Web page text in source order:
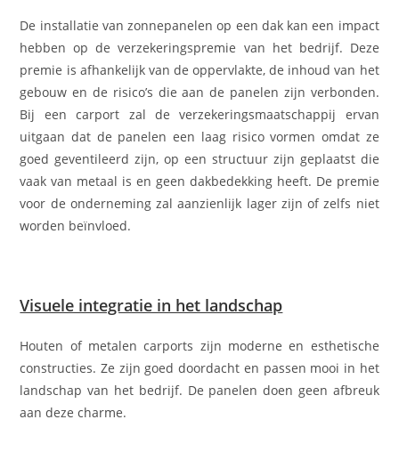
De installatie van zonnepanelen op een dak kan een impact
hebben op de verzekeringspremie van het bedrijf. Deze
premie is afhankelijk van de oppervlakte, de inhoud van het
gebouw en de risico’s die aan de panelen zijn verbonden.
Bij een carport zal de verzekeringsmaatschappij ervan
uitgaan dat de panelen een laag risico vormen omdat ze
goed geventileerd zijn, op een structuur zijn geplaatst die
vaak van metaal is en geen dakbedekking heeft. De premie
voor de onderneming zal aanzienlijk lager zijn of zelfs niet
worden beïnvloed.
Visuele integratie in het landschap
Houten of metalen carports zijn moderne en esthetische
constructies. Ze zijn goed doordacht en passen mooi in het
landschap van het bedrijf. De panelen doen geen afbreuk
aan deze charme.